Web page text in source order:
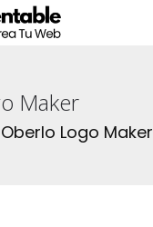
Maker
Logo Maker